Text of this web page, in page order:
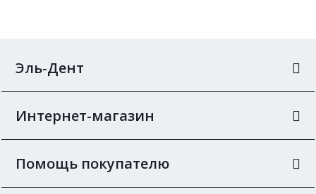
Эль-Дент
Интернет-магазин
Помощь покупателю